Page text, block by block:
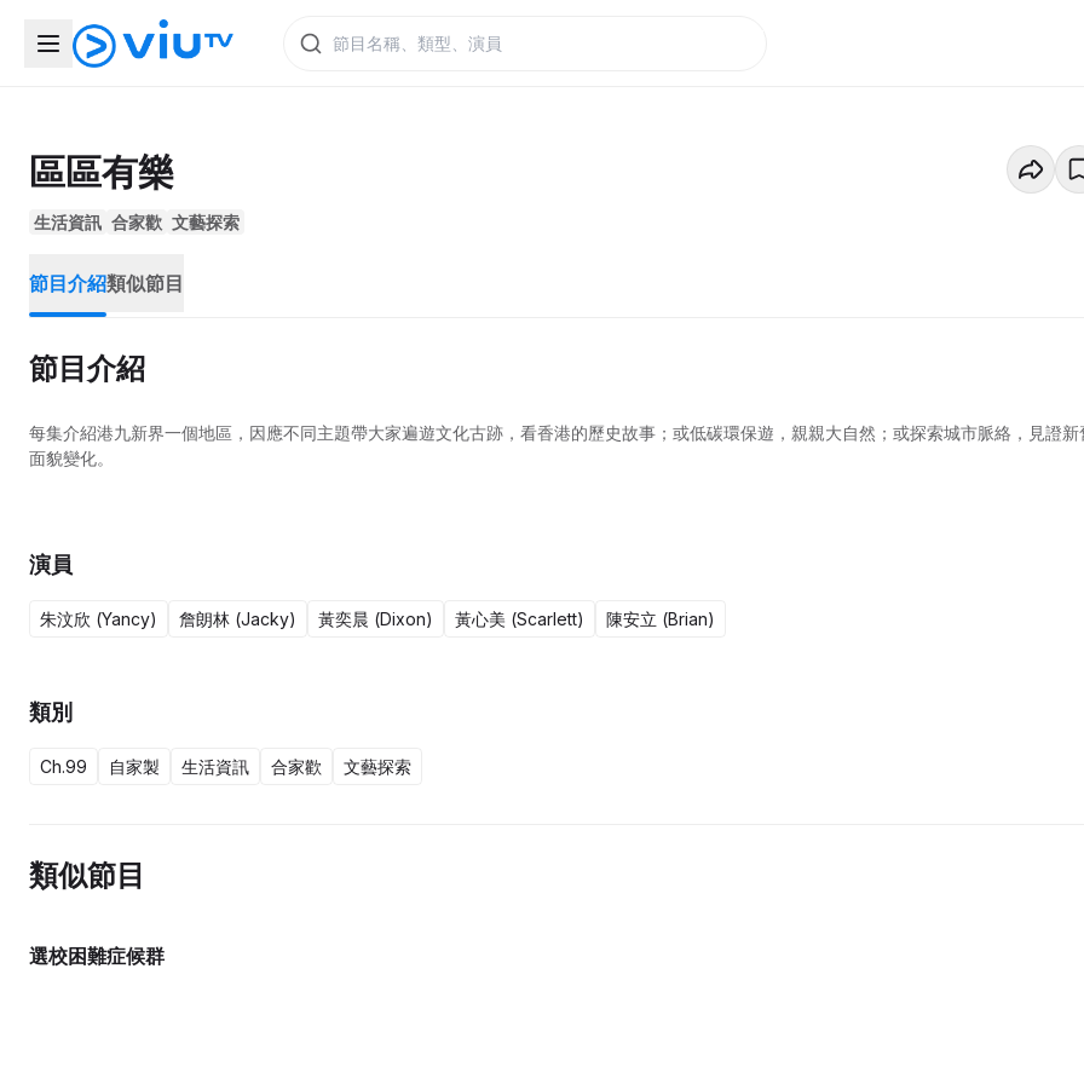
區區有樂
生活資訊 合家歡 文藝探索
節目介紹類似節目
節目介紹
每集介紹港九新界一個地區，因應不同主題帶大家遍遊文化古跡，看香港的歷史故事；或低碳環保遊，親親大自然；或探索城市脈絡，見證新
面貌變化。
演員
朱汶欣 (Yancy) 詹朗林 (Jacky) 黃奕晨 (Dixon) 黃心美 (Scarlett) 陳安立 (Brian)
類別
Ch.99 自家製 生活資訊 合家歡 文藝探索
類似節目
選校困難症候群